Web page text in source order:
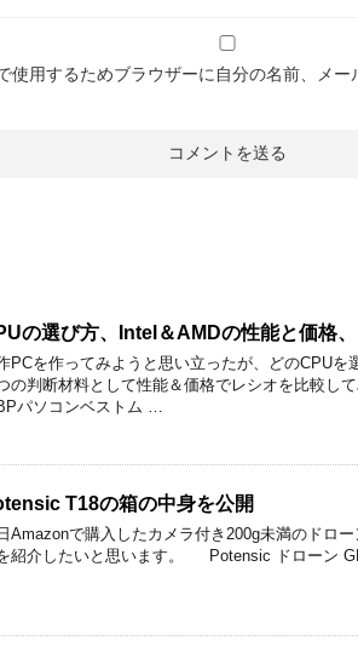
使用するためブラウザーに自分の名前、メ
の選び方、Intel＆AMDの性能と価格
PCを作ってみようと思い立ったが、どのCPUを
の判断材料として性能＆価格でレシオを比較
パソコンベストム …
T18の箱の中身を公開
Amazonで購入したカメラ付き200g未満のドロ
紹介したいと思います。 Potensic ドローン